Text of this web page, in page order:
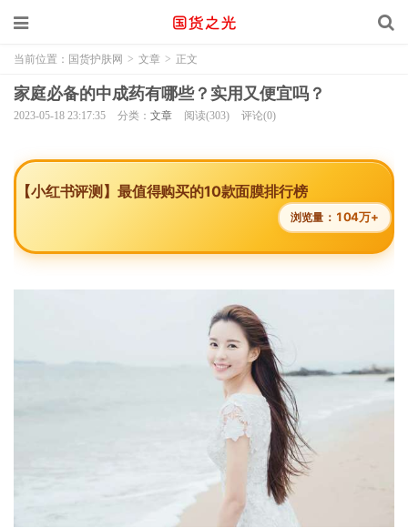
当前位置： 国货护肤网 > 文章 > 正文
家庭必备的中成药有哪些？实用又便宜吗？
2023-05-18 23:17:35 分类： 文章 阅读(303) 评论(0)
【小红书评测】最值得购买的10款面膜排行榜
浏览量： 104万+